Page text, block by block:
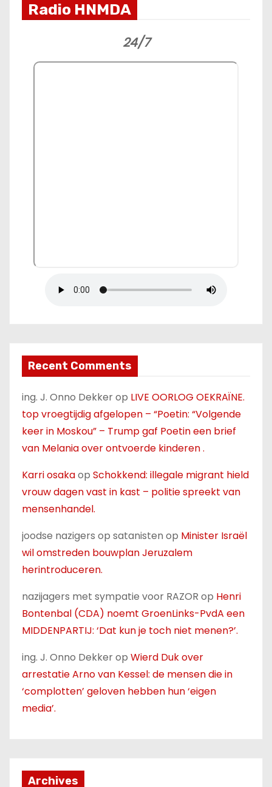
Radio HNMDA
24/7
Recent Comments
ing. J. Onno Dekkerop LIVE OORLOG OEKRAÏNE.
top vroegtijdig afgelopen – “Poetin: “Volgende
keer in Moskou” – Trump gaf Poetin een brief
van Melania over ontvoerde kinderen .
Karri osakaop Schokkend: illegale migrant hield
vrouw dagen vast in kast – politie spreekt van
mensenhandel.
joodse nazigers op satanisten op Minister Israël
wil omstreden bouwplan Jeruzalem
herintroduceren.
nazijagers met sympatie voor RAZOR op Henri
Bontenbal (CDA) noemt GroenLinks-PvdA een
MIDDENPARTIJ: ‘Dat kun je toch niet menen?’.
ing. J. Onno Dekkerop Wierd Duk over
arrestatie Arno van Kessel: de mensen die in
‘complotten’ geloven hebben hun ‘eigen
media’.
Archives